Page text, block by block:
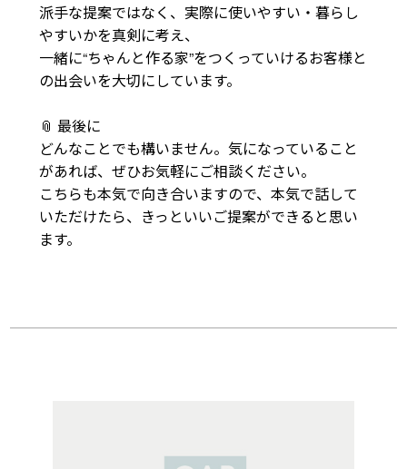
派手な提案ではなく、実際に使いやすい・暮らし
やすいかを真剣に考え、
一緒に“ちゃんと作る家”をつくっていけるお客様と
の出会いを大切にしています。
📎 最後に
どんなことでも構いません。気になっていること
があれば、ぜひお気軽にご相談ください。
こちらも本気で向き合いますので、本気で話して
いただけたら、きっといいご提案ができると思い
ます。